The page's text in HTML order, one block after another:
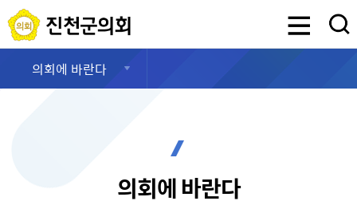
진천군의회
의회에 바란다
의회에 바란다